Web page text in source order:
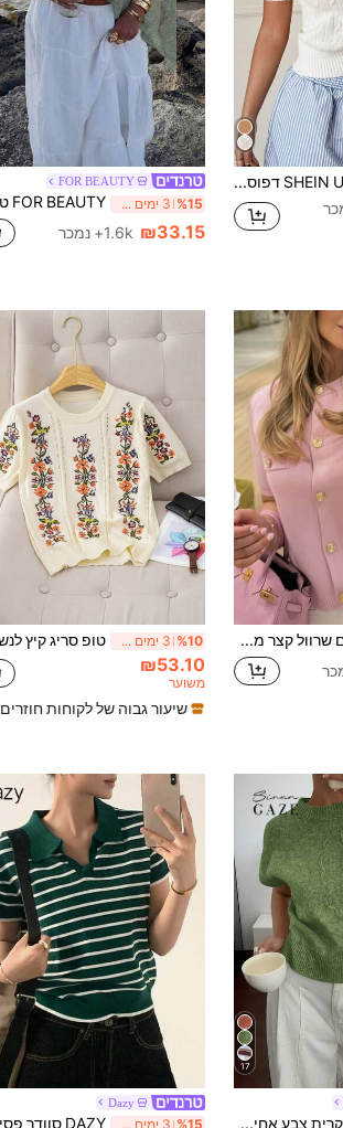
SHEIN Unity דפוס אבירים לנשים עם צווארון עגול שרוולים קצרים סריג רגיל FOR BEAUTY
%15 3 ימים אחרונים
₪33.15 1.6k+ נמכר
חולצה קצרה עם שרוול קצר מסריג אלגנטית אופנתית לנשים לקיץ וסתיו, לבישה יומיומית רגילה לרחוב ונסיעות, ורוד %10 3 ימים אחרונים
₪53.10
משוער
שיעור גבוה של לקוחות חוזרים
17
Siren Gaze נשים מקרית צבע אחיד 3D פרחוני שרוול קצר טופ סרוג
Dazy
%15 3 ימים אחרונים